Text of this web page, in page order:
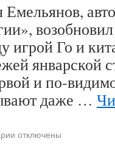
игрой Го и
январской
и по-
даже …
отключены